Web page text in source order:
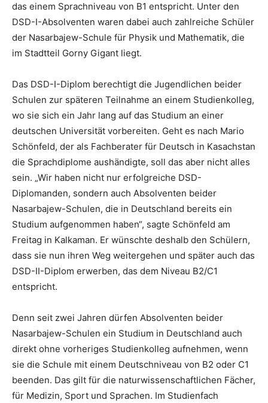
das einem Sprachniveau von B1 entspricht. Unter den
DSD-I-Absolventen waren dabei auch zahlreiche Schüler
der Nasarbajew-Schule für Physik und Mathematik, die
im Stadtteil Gorny Gigant liegt.
Das DSD-I-Diplom berechtigt die Jugendlichen beider
Schulen zur späteren Teilnahme an einem Studienkolleg,
wo sie sich ein Jahr lang auf das Studium an einer
deutschen Universität vorbereiten. Geht es nach Mario
Schönfeld, der als Fachberater für Deutsch in Kasachstan
die Sprachdiplome aushändigte, soll das aber nicht alles
sein. „Wir haben nicht nur erfolgreiche DSD-
Diplomanden, sondern auch Absolventen beider
Nasarbajew-Schulen, die in Deutschland bereits ein
Studium aufgenommen haben“, sagte Schönfeld am
Freitag in Kalkaman. Er wünschte deshalb den Schülern,
dass sie nun ihren Weg weitergehen und später auch das
DSD-II-Diplom erwerben, das dem Niveau B2/C1
entspricht.
Denn seit zwei Jahren dürfen Absolventen beider
Nasarbajew-Schulen ein Studium in Deutschland auch
direkt ohne vorheriges Studienkolleg aufnehmen, wenn
sie die Schule mit einem Deutschniveau von B2 oder C1
beenden. Das gilt für die naturwissenschaftlichen Fächer,
für Medizin, Sport und Sprachen. Im Studienfach